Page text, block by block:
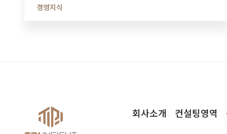
경영지식
회사소개 컨설팅영역